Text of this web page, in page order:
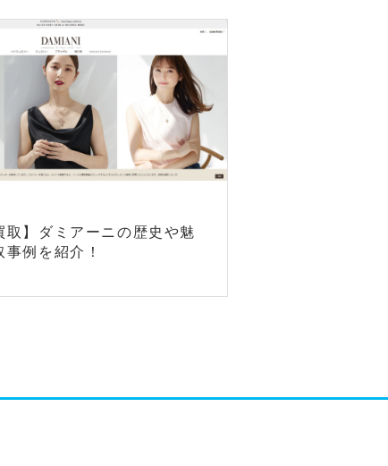
取】ダミアーニの歴史や魅
例を紹介！